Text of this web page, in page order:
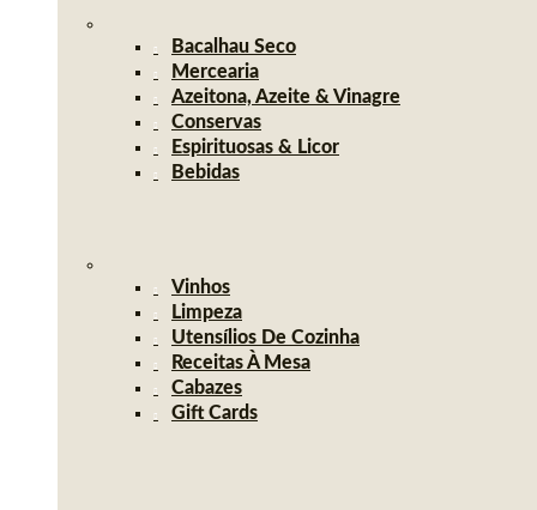
Bacalhau Seco
Mercearia
Azeitona, Azeite & Vinagre
Conservas
Espirituosas & Licor
Bebidas
Vinhos
Limpeza
Utensílios De Cozinha
Receitas À Mesa
Cabazes
Gift Cards